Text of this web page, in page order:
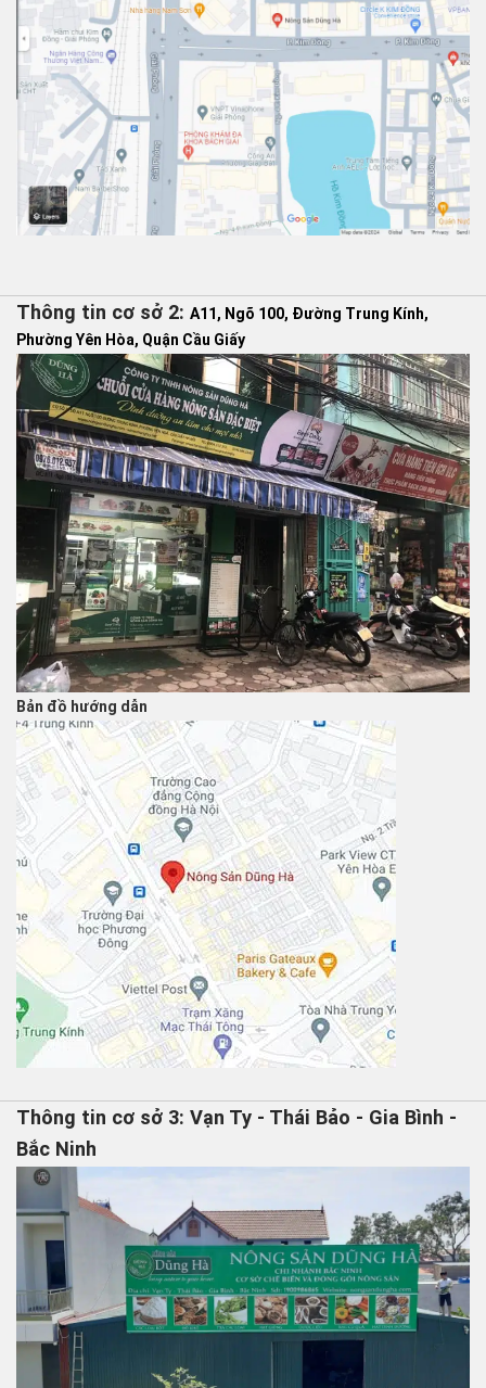
Thông tin cơ sở 2: A11, Ngõ 100, Đường Trung Kính,
Phường Yên Hòa, Quận Cầu Giấy
Bản đồ hướng dẫn
Thông tin cơ sở 3: Vạn Ty - Thái Bảo - Gia Bình -
Bắc Ninh